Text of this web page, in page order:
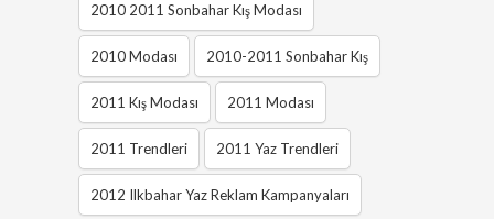
2010 2011 Sonbahar Kış Modası
2010 Modası 2010-2011 Sonbahar Kış
2011 Kış Modası 2011 Modası
2011 Trendleri 2011 Yaz Trendleri
2012 Ilkbahar Yaz Reklam Kampanyaları